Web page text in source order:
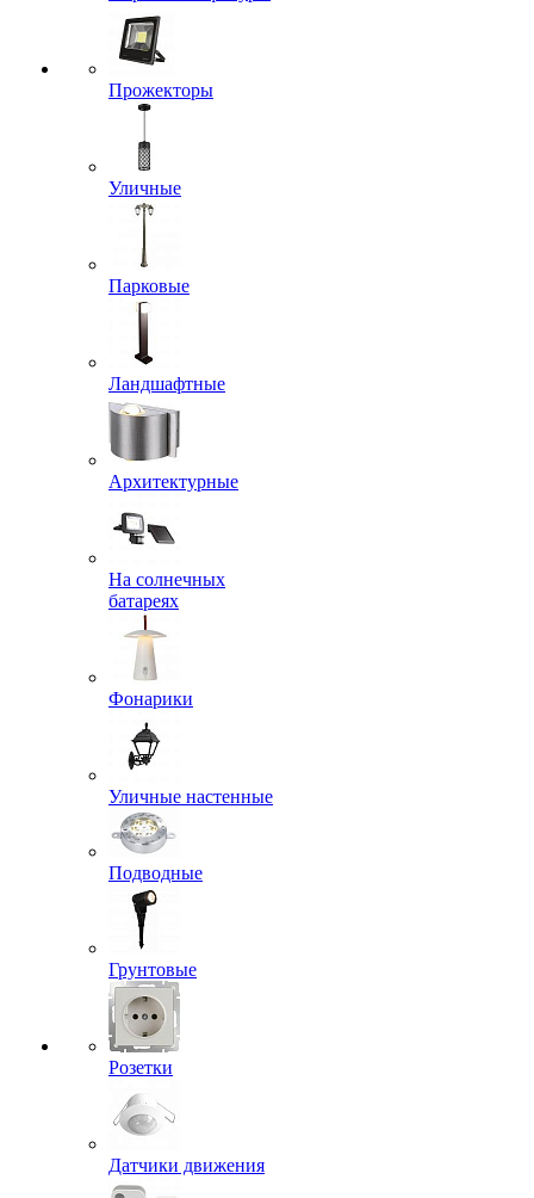
Прожекторы
Уличные
Парковые
Ландшафтные
Архитектурные
На солнечных
батареях
Фонарики
Уличные настенные
Подводные
Грунтовые
Розетки
Датчики движения